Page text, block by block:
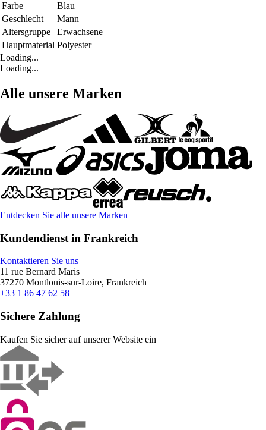
Farbe
Blau
Geschlecht
Mann
Altersgruppe
Erwachsene
Hauptmaterial Polyester
Loading...
Loading...
Alle unsere Marken
Entdecken Sie alle unsere Marken
Kundendienst in Frankreich
Kontaktieren Sie uns
11 rue Bernard Maris
37270 Montlouis-sur-Loire, Frankreich
+33 1 86 47 62 58
Sichere Zahlung
Kaufen Sie sicher auf unserer Website ein